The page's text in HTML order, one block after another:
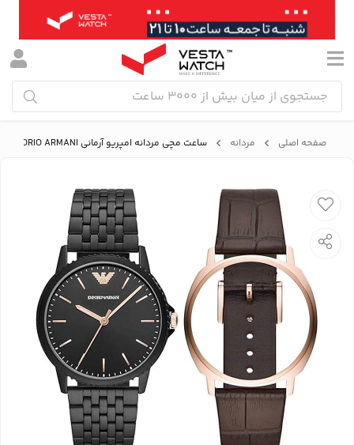
صفحه اصلی مردانه ساعت مچی مردانه امپریو آرمانی EMPORIO ARMANI مدل AR80021